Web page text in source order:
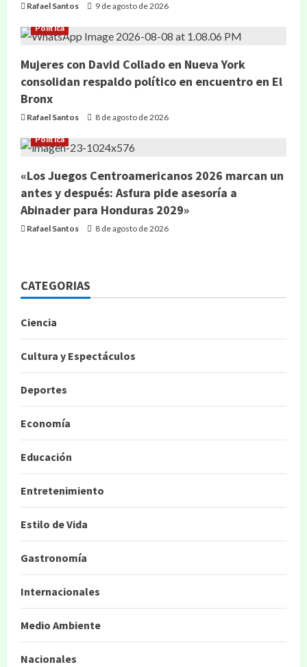
Rafael Santos 9 de agosto de 2026
Política
Mujeres con David Collado en Nueva York
consolidan respaldo político en encuentro en El
Bronx
Rafael Santos 8 de agosto de 2026
Política
«Los Juegos Centroamericanos 2026 marcan un
antes y después: Asfura pide asesoría a
Abinader para Honduras 2029»
Rafael Santos 8 de agosto de 2026
CATEGORIAS
Ciencia
Cultura y Espectáculos
Deportes
Economía
Educación
Entretenimiento
Estilo de Vida
Gastronomía
Internacionales
Medio Ambiente
Nacionales